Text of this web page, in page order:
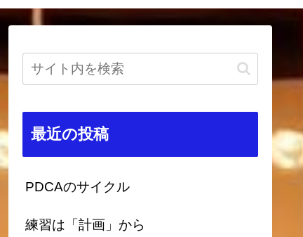
最近の投稿
PDCAのサイクル
練習は「計画」から